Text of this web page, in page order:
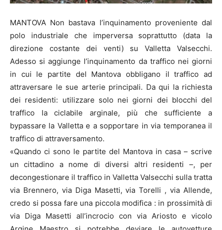
MANTOVA Non bastava l’inquinamento proveniente dal
polo industriale che imperversa soprattutto (data la
direzione costante dei venti) su Valletta Valsecchi.
Adesso si aggiunge l’inquinamento da traffico nei giorni
in cui le partite del Mantova obbligano il traffico ad
attraversare le sue arterie principali. Da qui la richiesta
dei residenti: utilizzare solo nei giorni dei blocchi del
traffico la ciclabile arginale, più che sufficiente a
bypassare la Valletta e a sopportare in via temporanea il
traffico di attraversamento.
«Quando ci sono le partite del Mantova in casa – scrive
un cittadino a nome di diversi altri residenti –, per
decongestionare il traffico in Valletta Valsecchi sulla tratta
via Brennero, via Diga Masetti, via Torelli , via Allende,
credo si possa fare una piccola modifica : in prossimità di
via Diga Masetti all’incrocio con via Ariosto e vicolo